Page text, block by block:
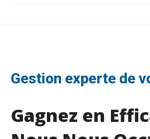
Gestion experte de
Gagnez en